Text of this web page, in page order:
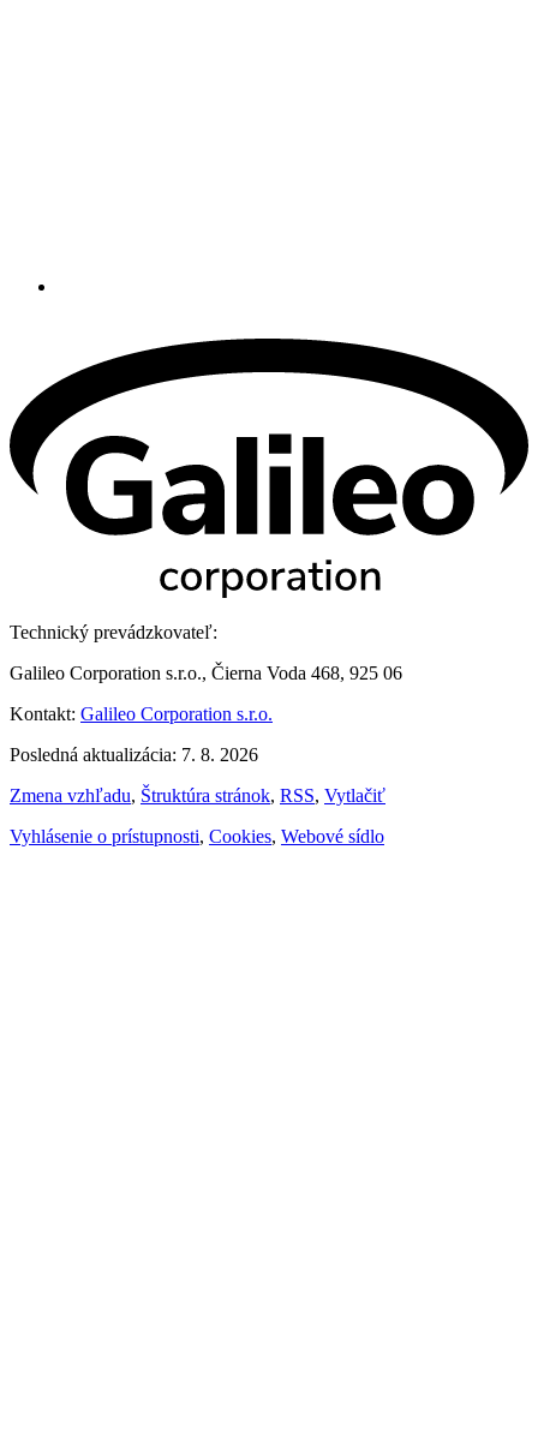
Technický prevádzkovateľ:
Galileo Corporation s.r.o., Čierna Voda 468, 925 06
Kontakt: Galileo Corporation s.r.o.
Posledná aktualizácia: 7. 8. 2026
Zmena vzhľadu, Štruktúra stránok, RSS, Vytlačiť
Vyhlásenie o prístupnosti, Cookies, Webové sídlo